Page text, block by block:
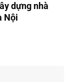
dựng nhà
Nội